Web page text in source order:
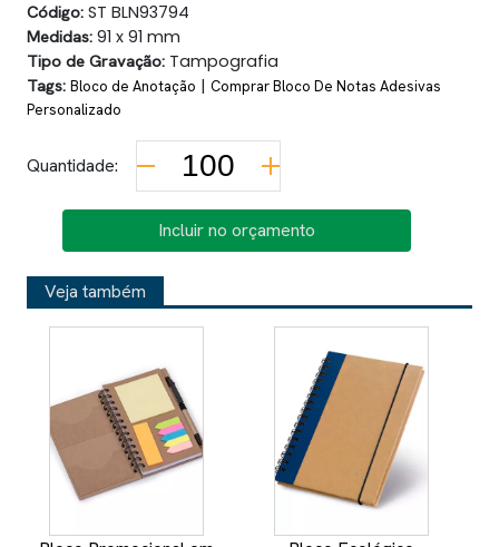
Código: ST BLN93794
Medidas: 91 x 91 mm
Tipo de Gravação: Tampografia
Tags: Bloco de Anotação | Comprar Bloco De Notas Adesivas
Personalizado
Quantidade:
Incluir no orçamento
Veja também